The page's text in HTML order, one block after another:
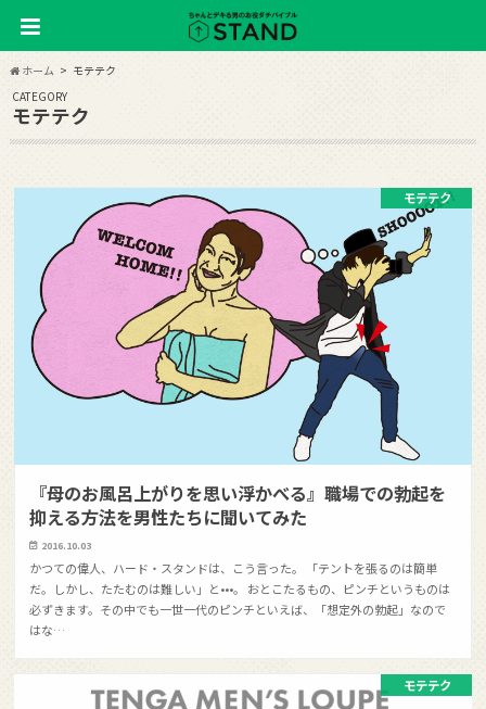
ホーム
モテテク
CATEGORY
モテテク
モテテク
『母のお風呂上がりを思い浮かべる』職場での勃起を
抑える方法を男性たちに聞いてみた
2016.10.03
かつての偉人、ハード・スタンドは、こう言った。 「テントを張るのは簡単
だ。しかし、たたむのは難しい」と•••。 おとこたるもの、ピンチというものは
必ずきます。その中でも一世一代のピンチといえば、「想定外の勃起」なので
はな…
モテテク